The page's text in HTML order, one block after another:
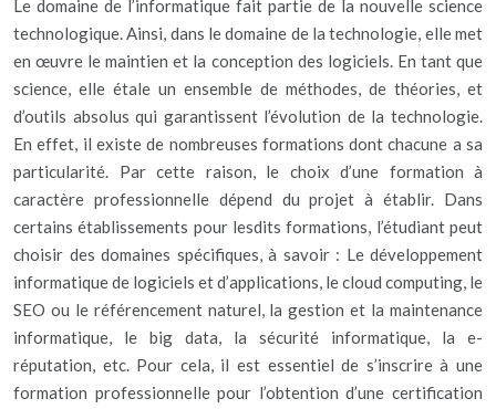
Le domaine de l’informatique fait partie de la nouvelle science
technologique. Ainsi, dans le domaine de la technologie, elle met
en œuvre le maintien et la conception des logiciels. En tant que
science, elle étale un ensemble de méthodes, de théories, et
d’outils absolus qui garantissent l’évolution de la technologie.
En effet, il existe de nombreuses formations dont chacune a sa
particularité. Par cette raison, le choix d’une formation à
caractère professionnelle dépend du projet à établir. Dans
certains établissements pour lesdits formations, l’étudiant peut
choisir des domaines spécifiques, à savoir : Le développement
informatique de logiciels et d’applications, le cloud computing, le
SEO ou le référencement naturel, la gestion et la maintenance
informatique, le big data, la sécurité informatique, la e-
réputation, etc. Pour cela, il est essentiel de s’inscrire à une
formation professionnelle pour l’obtention d’une certification